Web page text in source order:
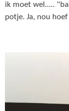
ik moet wel.....
potje. Ja, nou